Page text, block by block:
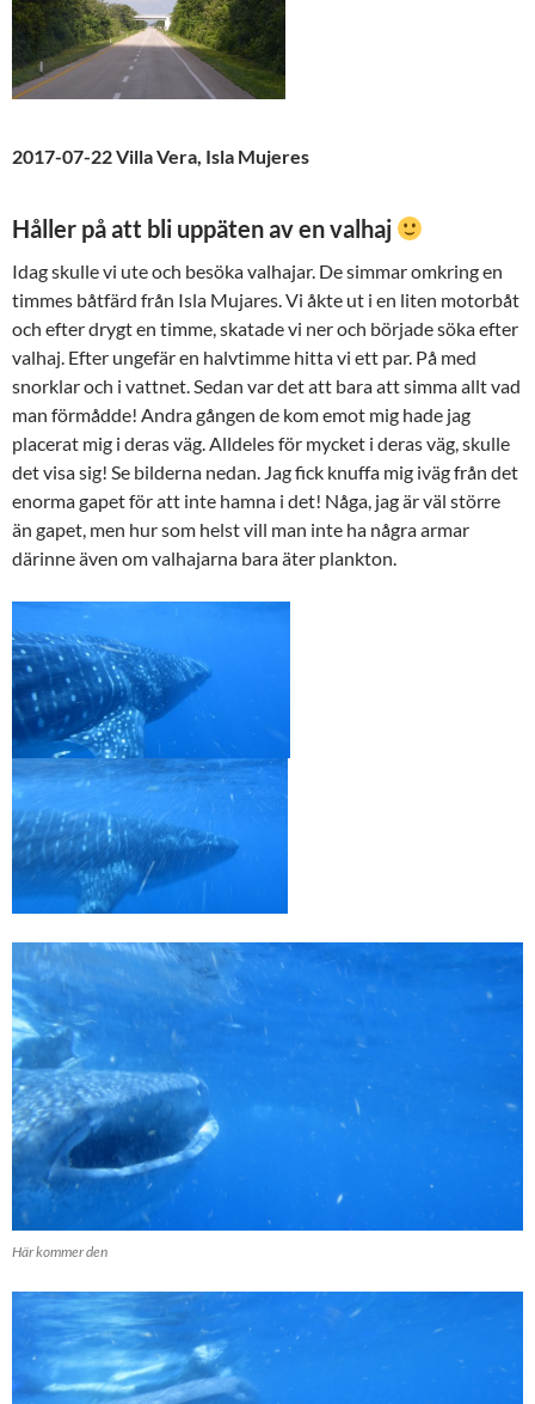
2017-07-22 Villa Vera, Isla Mujeres
Håller på att bli uppäten av en valhaj
Idag skulle vi ute och besöka valhajar. De simmar omkring en
timmes båtfärd från Isla Mujares. Vi åkte ut i en liten motorbåt
och efter drygt en timme, skatade vi ner och började söka efter
valhaj. Efter ungefär en halvtimme hitta vi ett par. På med
snorklar och i vattnet. Sedan var det att bara att simma allt vad
man förmådde! Andra gången de kom emot mig hade jag
placerat mig i deras väg. Alldeles för mycket i deras väg, skulle
det visa sig! Se bilderna nedan. Jag fick knuffa mig iväg från det
enorma gapet för att inte hamna i det! Någa, jag är väl större
än gapet, men hur som helst vill man inte ha några armar
därinne även om valhajarna bara äter plankton.
Här kommer den